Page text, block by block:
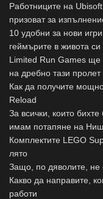
Работниците на
призоват за
10 удобни за нови
геймърите в живота си
Limited Run Games ще
на дребно тази пролет
Как да получите
Reload
За всички, които
имам потапяне на
Комплектите LEGO
лято
Защо, по дяволите,
Какво да направите,
работи